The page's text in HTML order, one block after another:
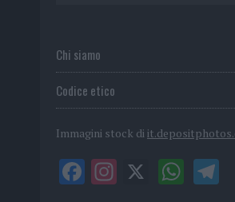
Chi siamo
Codice etico
Immagini stock di